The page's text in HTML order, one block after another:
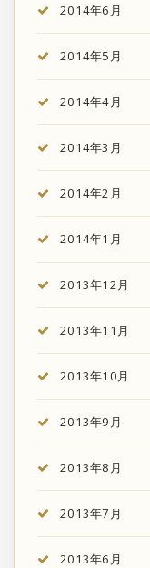
2014年6月
2014年5月
2014年4月
2014年3月
2014年2月
2014年1月
2013年12月
2013年11月
2013年10月
2013年9月
2013年8月
2013年7月
2013年6月